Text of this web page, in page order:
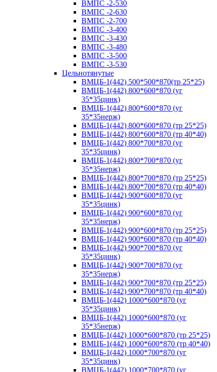
ВМПС -2-530
ВМПС -2-630
ВМПС -2-700
ВМПС -3-400
ВМПС -3-430
ВМПС -3-480
ВМПС -3-500
ВМПС -3-530
Цельнотянутые
ВМЦБ-1(442) 500*500*870(тр 25*25)
ВМЦБ-1(442) 800*600*870 (уг
35*35цинк)
ВМЦБ-1(442) 800*600*870 (уг
35*35нерж)
ВМЦБ-1(442) 800*600*870 (тр 25*25)
ВМЦБ-1(442) 800*600*870 (тр 40*40)
ВМЦБ-1(442) 800*700*870 (уг
35*35цинк)
ВМЦБ-1(442) 800*700*870 (уг
35*35нерж)
ВМЦБ-1(442) 800*700*870 (тр 25*25)
ВМЦБ-1(442) 800*700*870 (тр 40*40)
ВМЦБ-1(442) 900*600*870 (уг
35*35цинк)
ВМЦБ-1(442) 900*600*870 (уг
35*35нерж)
ВМЦБ-1(442) 900*600*870 (тр 25*25)
ВМЦБ-1(442) 900*600*870 (тр 40*40)
ВМЦБ-1(442) 900*700*870 (уг
35*35цинк)
ВМЦБ-1(442) 900*700*870 (уг
35*35нерж)
ВМЦБ-1(442) 900*700*870 (тр 25*25)
ВМЦБ-1(442) 900*700*870 (тр 40*40)
ВМЦБ-1(442) 1000*600*870 (уг
35*35цинк)
ВМЦБ-1(442) 1000*600*870 (уг
35*35нерж)
ВМЦБ-1(442) 1000*600*870 (тр 25*25)
ВМЦБ-1(442) 1000*600*870 (тр 40*40)
ВМЦБ-1(442) 1000*700*870 (уг
35*35цинк)
ВМЦБ-1(442) 1000*700*870 (уг